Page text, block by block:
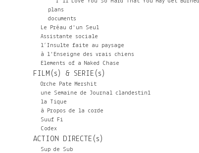
plans
documents
Le Préau d'un Seul
Assistante sociale
l’Insulte faite au paysage
à l'Enseigne des vrais chiens
Elements of a Naked Chase
FILM(s) & SERIE(s)
Orche Pate Mershit
une Semaine de Journal clandestin1
la Tique
à Propos de la corde
Suuf Fi
Codex
ACTION DIRECTE(s)
Sup de Sub